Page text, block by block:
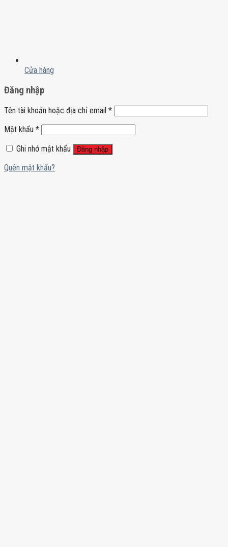
Cửa hàng
Đăng nhập
Tên tài khoản hoặc địa chỉ email *
Mật khẩu *
Ghi nhớ mật khẩu
Đăng nhập
Quên mật khẩu?